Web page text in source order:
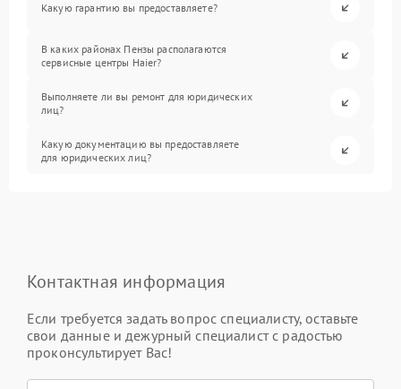
Какую гарантию вы предоставляете?
В каких районах Пензы располагаются
сервисные центры Haier?
Выполняете ли вы ремонт для юридических
лиц?
Какую документацию вы предоставляете
для юридических лиц?
Контактная информация
Если требуется задать вопрос специалисту, оставьте
свои данные и дежурный специалист с радостью
проконсультирует Вас!